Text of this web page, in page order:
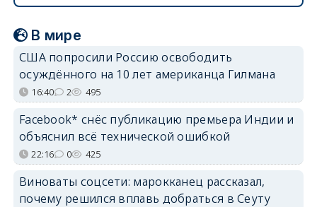
В мире
США попросили Россию освободить
осуждённого на 10 лет американца Гилмана
16:40 2 495
Facebook* снёс публикацию премьера Индии и
объяснил всё технической ошибкой
22:16 0 425
Виноваты соцсети: марокканец рассказал,
почему решился вплавь добраться в Сеуту